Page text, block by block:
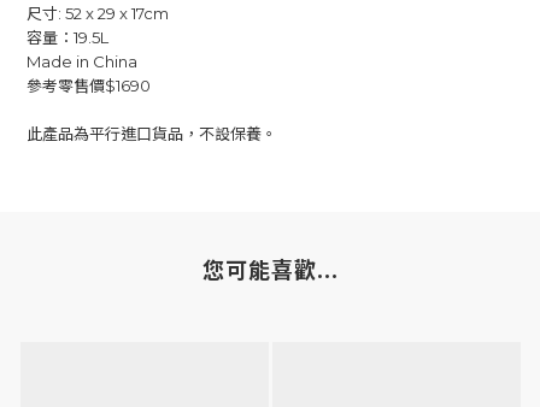
尺寸: 52 x 29 x 17cm
容量：19.5L
Made in China
參考零售價$1690
此產品為平行進口貨品，不設保養。
您可能喜歡...